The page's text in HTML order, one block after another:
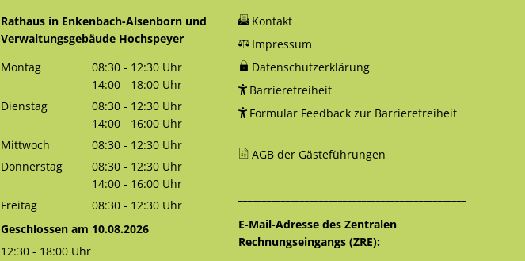
Rathaus in Enkenbach-Alsenborn und
Verwaltungsgebäude Hochspeyer
Montag
08:30 - 12:30 Uhr
Von 08:30 bis 12:30 Uhr
14:00 - 18:00 Uhr
Von 14:00 bis 18:00 Uhr
Dienstag 08:30 - 12:30 Uhr
Von 08:30 bis 12:30 Uhr
14:00 - 16:00 Uhr
Von 14:00 bis 16:00 Uhr
Mittwoch 08:30 - 12:30 Uhr
Von 08:30 bis 12:30 Uhr
Donnerstag 08:30 - 12:30 Uhr
Von 08:30 bis 12:30 Uhr
14:00 - 16:00 Uhr
Von 14:00 bis 16:00 Uhr
Freitag 08:30 - 12:30 Uhr
Von 08:30 bis 12:30 Uhr
Geschlossen am 10.08.2026
12:30 - 18:00 Uhr
Kontakt
Impressum
Datenschutzerklärung
Barrierefreiheit
Formular Feedback zur Barrierefreiheit
AGB der Gästeführungen
E-Mail-Adresse des Zentralen
Rechnungseingangs (ZRE):